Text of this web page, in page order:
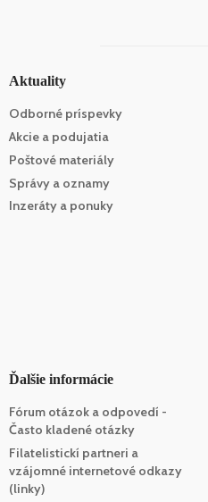
Aktuality
Odborné príspevky
Akcie a podujatia
Poštové materiály
Správy a oznamy
Inzeráty a ponuky
Ďalšie informácie
Fórum otázok a odpovedí -
Často kladené otázky
Filatelistickí partneri a
vzájomné internetové odkazy
(linky)